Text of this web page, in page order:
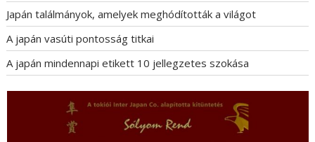
Japán találmányok, amelyek meghódították a világot
A japán vasúti pontosság titkai
A japán mindennapi etikett 10 jellegzetes szokása